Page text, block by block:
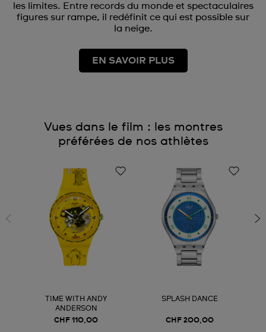
les limites. Entre records du monde et spectaculaires
figures sur rampe, il redéfinit ce qui est possible sur
la neige.
EN SAVOIR PLUS
Vues dans le film : les montres
préférées de nos athlètes
TIME WITH ANDY
ANDERSON
CHF 110,00
SPLASH DANCE
CHF 200,00